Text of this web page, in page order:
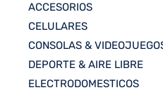
ACCESORIOS
CELULARES
CONSOLAS &
DEPORTE & AIRE LIBRE
ELECTRODOMESTICOS